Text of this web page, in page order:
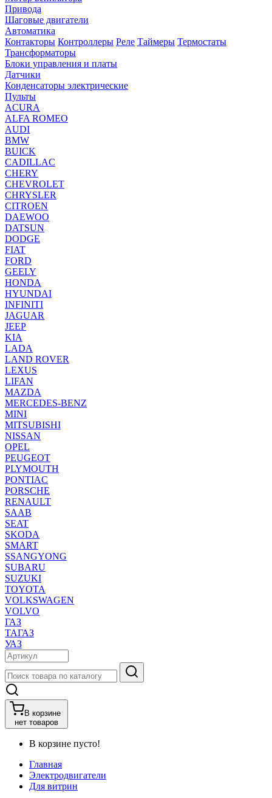
Привода
Шаговые двигатели
Автоматика
Контакторы Контроллеры Реле Таймеры Термостаты
Трансформаторы
Блоки управления и платы
Датчики
Конденсаторы электрические
Пульты
ACURA
ALFA ROMEO
AUDI
BMW
BUICK
CADILLAC
CHERY
CHEVROLET
CHRYSLER
CITROEN
DAEWOO
DATSUN
DODGE
FIAT
FORD
GEELY
HONDA
HYUNDAI
INFINITI
JAGUAR
JEEP
KIA
LADA
LAND ROVER
LEXUS
LIFAN
MAZDA
MERCEDES-BENZ
MINI
MITSUBISHI
NISSAN
OPEL
PEUGEOT
PLYMOUTH
PONTIAC
PORSCHE
RENAULT
SAAB
SEAT
SKODA
SMART
SSANGYONG
SUBARU
SUZUKI
TOYOTA
VOLKSWAGEN
VOLVO
ГАЗ
ТАГАЗ
УАЗ
В корзине
нет товаров
В корзине пусто!
Главная
Электродвигатели
Для витрин